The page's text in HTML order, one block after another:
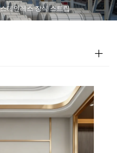
스테인레스 장식 스트립